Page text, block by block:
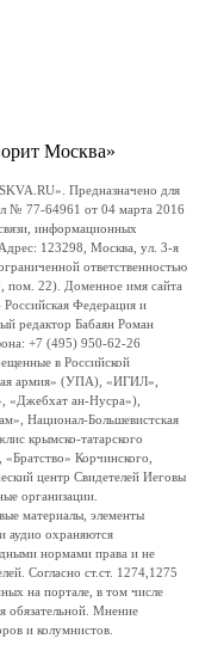
Москва»
Предназначено для
№ 77-64961 от 04 марта 2016
информационных
123298, Москва, ул. 3-я
ответственностью
22). Доменное имя сайта
Федерация и
редактор Бабаян Роман
+7 (495) 950-62-26
в Российской
армия» (УПА), «ИГИЛ»,
ан-Нусра»),
Национал-Большевистская
крымско-татарского
Корчинского,
центр Свидетелей Иеговы
организации.
материалы, элементы
аудио охраняются
нормами права и не
Согласно ст.ст. 1274,1275
на портале, в том числе
обязательной. Мнение
и колумнистов.